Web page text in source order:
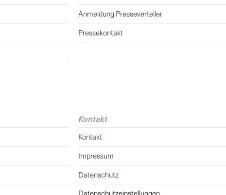
Anmeldung Presseverteiler
Pressekontakt
Kontakt
Kontakt
Impressum
Datenschutz
Datenschutzeinstellungen